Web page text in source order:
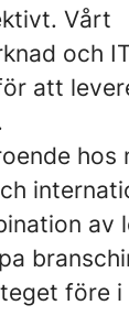
Vårt
och
att
hos
av
före i